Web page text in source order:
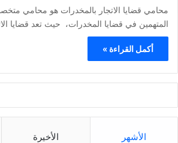
محامي قضايا الاتجار بالمخدرات هو محامي
المتهمين في قضايا المخدرات، حيث تعد قضايا
أكمل القراءة »
الأشهر الأخيرة